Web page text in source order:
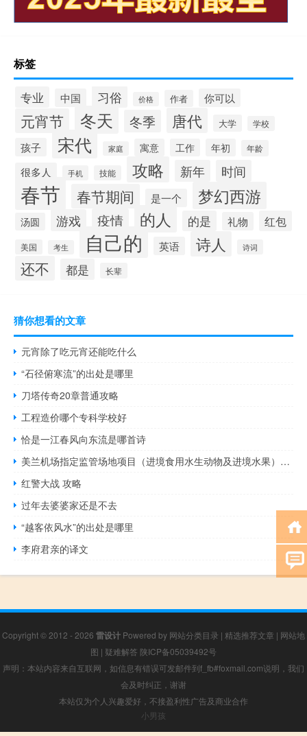
标签
专业 中国 习俗 价格 作者 你可以
元宵节 冬天 冬季 唐代 大学 学校
孩子 宋代 家庭 寓意 工作 年初 年龄
很多人 手机 技能 攻略 新年 时间
春节 春节期间 是一个 梦幻西游
汤圆 游戏 疫情 的人 的是 礼物 红包
美国 考生 自己的 英语 诗人 诗词
还不 都是 长辈
猜你想看的文章
元宵除了吃元宵还能吃什么
“石径俯寒流”的出处是哪里
刀塔传奇20章普通攻略
工程造价哪个专科学校好
恰是一江春风向东流是哪首诗
美兰机场指定监管场地项目（进境食用水生动物及进境水果）立项正式获批
红警大战 攻略
过年去婆婆家还是不去
“越客依风水”的出处是哪里
李府君亲的译文
Copyright © 2012 - 2026 雷设计 Powered by 网站分类目录 | 精选推荐文章 | 网站地
图 | 疑难解答 陕ICP备05039492号
声明：本站内容来自互联网，如信息有错误可发邮件到f_fb#foxmail.com说明，我们
会及时纠正，谢谢
本站仅为个人兴趣爱好，不接盈利性广告及商业合作
小男孩